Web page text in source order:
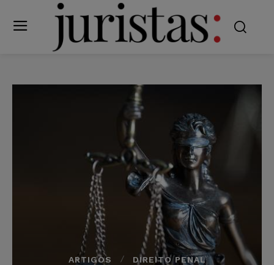
ARTIGOS DIREITO PENAL